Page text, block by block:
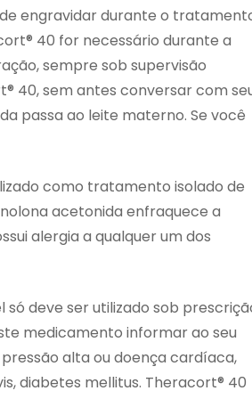
engravidar durante o
40 for necessário durante a
sempre sob supervisão
40, sem antes conversar com
passa ao leite materno. Se você
como tratamento isolado de
acetonida enfraquece a
alergia a qualquer um dos
deve ser utilizado sob
medicamento informar ao seu
alta ou doença cardíaca,
diabetes mellitus. Theracort® 40